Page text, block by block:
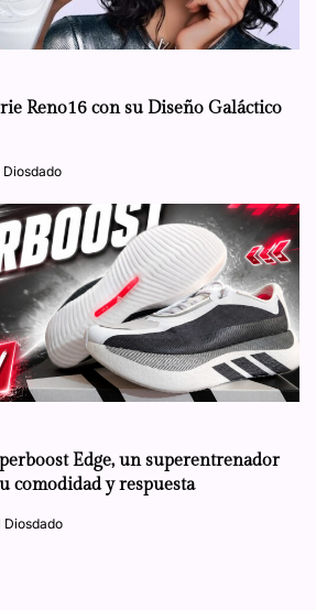
Reno16 con su Diseño Galáctico
Diosdado
Edge, un superentrenador
comodidad y respuesta
Diosdado